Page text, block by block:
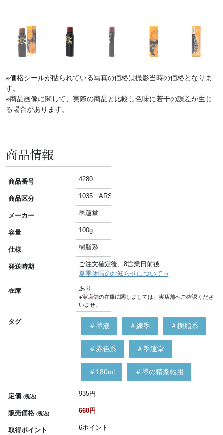
※価格シールが貼られている写真の価格は撮影当時の価格となりま
す。
※商品画像に関して、実際の商品と比較し色味に若干の誤差が生じ
る場合があります。
商品情報
商品番号 4280
商品区分 1035 ARS
メーカー 墨運堂
容量 100g
仕様 樹脂系
発送時期
ご注文確定後、8営業日前後
夏季休暇のお知らせについて »
在庫 あり
※実店舗の在庫に関しましては、実店舗へご確認くださ
いませ。
タグ
＃墨液 ＃練墨 ＃樹脂系
＃赤色系 ＃墨運堂
＃180ml ＃墨の精条幅用
定価 (税込) 935円
販売価格 (税込) 660円
取得ポイント 6ポイント